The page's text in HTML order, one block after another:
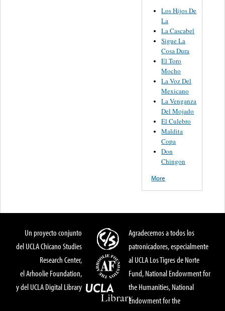
Los Hijos De
La
La Cascabel
Sigue La
Cosa Dura
El Toro
Mocho
La Voz Del
Mexicano
La Venganza
Del Mojado
El Culebro
Maldita
Copa
Don
Chingon
More
Un proyecto conjunto
del UCLA Chicano Studies
Research Center,
el Arhoolie Foundation,
y del UCLA Digital Library
Agradecemos a todos los
patronicadores, especialmente
al UCLA Los Tigres de Norte
Fund, National Endowment for
the Humanities, National
Endowment for the